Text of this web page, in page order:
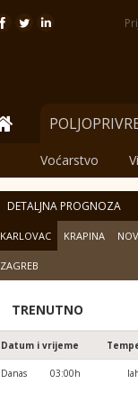
Voćarstvo
DETALJNA PROGNOZA
KARLOVAC KRAPINA
ZAGREB
TRENUTNO
Datum i vrijeme
Danas 03:00h